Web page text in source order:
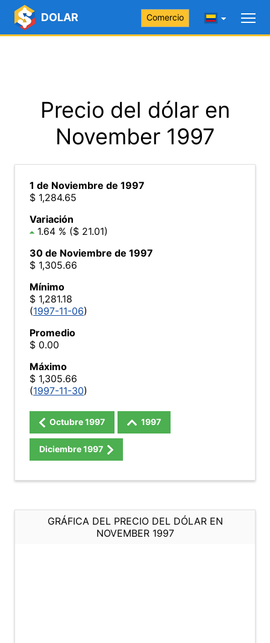
DOLAR Comercio
Precio del dólar en
November 1997
1 de Noviembre de 1997
$ 1,284.65
Variación
1.64 % ($ 21.01)
30 de Noviembre de 1997
$ 1,305.66
Mínimo
$ 1,281.18
(1997-11-06)
Promedio
$ 0.00
Máximo
$ 1,305.66
(1997-11-30)
Octubre1997 1997
Diciembre1997
GRÁFICA DEL PRECIO DEL DÓLAR EN
NOVEMBER 1997